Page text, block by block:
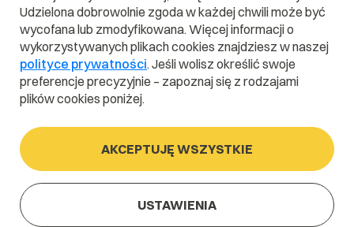
.guide
Szukaj
Udzielona dobrowolnie zgoda w każdej chwili może być
wycofana lub zmodyfikowana. Więcej informacji o
wykorzystywanych plikach cookies znajdziesz w naszej
polityce prywatności. Jeśli wolisz określić swoje
preferencje precyzyjnie – zapoznaj się z rodzajami
plików cookies poniżej.
AKCEPTUJĘ WSZYSTKIE
USTAWIENIA